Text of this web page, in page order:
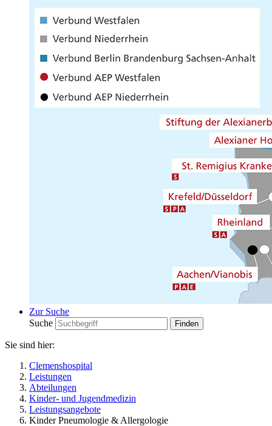
Zur Suche
Suche
Sie sind hier:
Clemenshospital
Leistungen
Abteilungen
Kinder- und Jugendmedizin
Leistungsangebote
Kinder Pneumologie & Allergologie